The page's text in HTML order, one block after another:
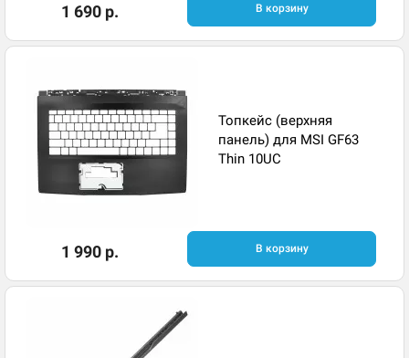
1 690 р. В корзину
Топкейс (верхняя
панель) для MSI GF63
Thin 10UC
1 990 р. В корзину